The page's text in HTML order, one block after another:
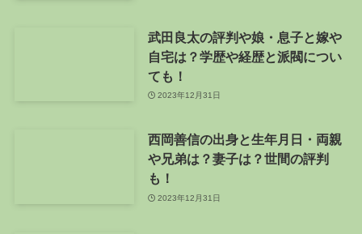
武田良太の評判や娘・息子と嫁や
自宅は？学歴や経歴と派閥につい
ても！
2023年12月31日
西岡善信の出身と生年月日・両親
や兄弟は？妻子は？世間の評判
も！
2023年12月31日